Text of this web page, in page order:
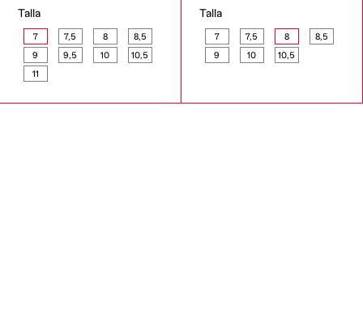
Talla
7 7,5 8
8,5
9
9,5 10
10,5
11
Talla
7 7,5 8
8,5
9
10 10,5